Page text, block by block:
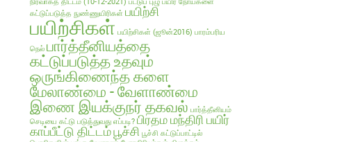
கட்டுப்படுத்த நுண்ணுயிரிகள் பயிற்சி
பயிற்சிகள் பயிற்சிகள் (ஜூன்2016) பாரம்பரிய
நெல் பார்த்தீனியத்தை
கட்டுப்படுத்த உதவும்
ஒருங்கிணைந்த களை
மேலாண்மை - வேளாண்மை
இணை இயக்குநர் தகவல் பார்த்தீனியம்
செடியை கட்டு படுத்துவது எப்படி? பிரதம மந்திரி பயிர்
காப்பீட்டு திட்டம்பூச்சி பூச்சி கட்டுப்பாட்டில்